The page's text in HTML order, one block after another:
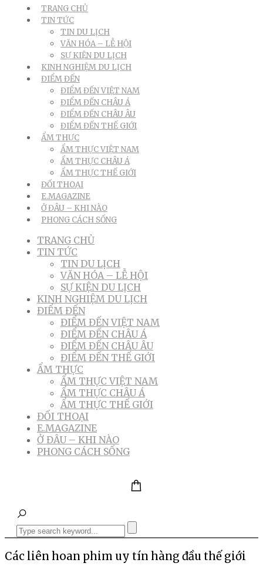
TRANG CHỦ
TIN TỨC
TIN DU LỊCH
VĂN HÓA – LỄ HỘI
SỰ KIỆN DU LỊCH
KINH NGHIỆM DU LỊCH
ĐIỂM ĐẾN
ĐIỂM ĐẾN VIỆT NAM
ĐIỂM ĐẾN CHÂU Á
ĐIỂM ĐẾN CHÂU ÂU
ĐIỂM ĐẾN THẾ GIỚI
ẨM THỰC
ẨM THỰC VIỆT NAM
ẨM THỰC CHÂU Á
ẨM THỰC THẾ GIỚI
ĐỐI THOẠI
E.MAGAZINE
Ở ĐÂU – KHI NÀO
PHONG CÁCH SỐNG
TRANG CHỦ
TIN TỨC
TIN DU LỊCH
VĂN HÓA – LỄ HỘI
SỰ KIỆN DU LỊCH
KINH NGHIỆM DU LỊCH
ĐIỂM ĐẾN
ĐIỂM ĐẾN VIỆT NAM
ĐIỂM ĐẾN CHÂU Á
ĐIỂM ĐẾN CHÂU ÂU
ĐIỂM ĐẾN THẾ GIỚI
ẨM THỰC
ẨM THỰC VIỆT NAM
ẨM THỰC CHÂU Á
ẨM THỰC THẾ GIỚI
ĐỐI THOẠI
E.MAGAZINE
Ở ĐÂU – KHI NÀO
PHONG CÁCH SỐNG
Các liên hoan phim uy tín hàng đầu thế giới